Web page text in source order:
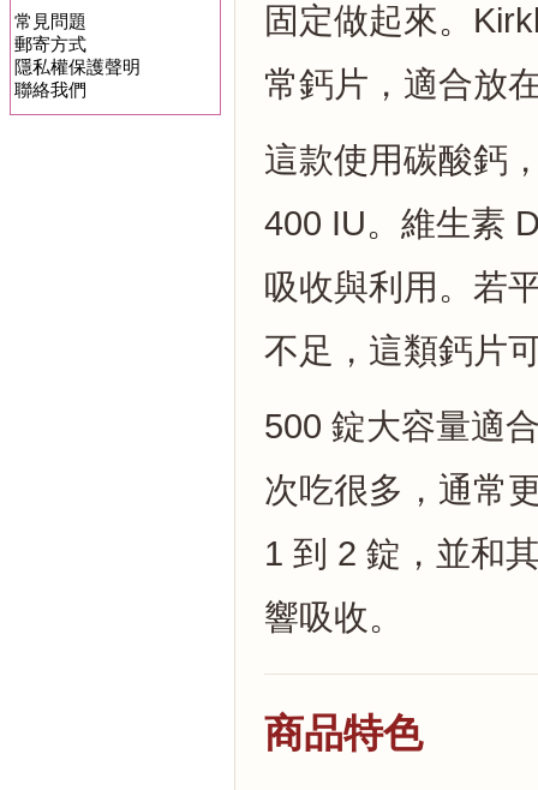
常見問題
郵寄方式
隱私權保護聲明
聯絡我們
固定做起來。
常鈣片，適合放
這款使用碳酸鈣
400 IU。維生素
吸收與利用。若
不足，這類鈣片
500 錠大容量適
次吃很多，通常
1 到 2 錠，並和
響吸收。
商品特色